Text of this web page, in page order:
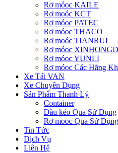
Rơ móoc KAILE
Rơ moóc KCT
Rơ móoc PATEC
Rơ móoc THACO
Rơ moóc TIANRUI
Rơ móoc
Rơ móoc YUNLI
Rơ móoc Các Hãng
Xe Tải VAN
Xe Chuyên Dụng
Sản Phẩm Thanh Lý
Container
Đầu kéo Qua Sử Dụng
Rơ mooc Qua Sử Dụng
Tin Tức
Dịch Vụ
Liên Hệ